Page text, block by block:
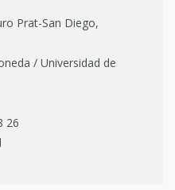
Prat-San Diego,
/ Universidad de
26